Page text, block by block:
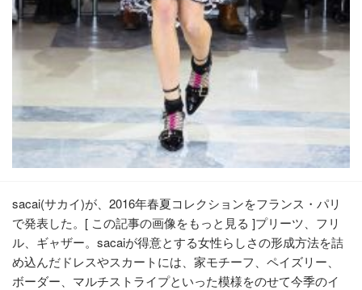
sacai(サカイ)が、2016年春夏コレクションをフランス・パリ
で発表した。[ この記事の画像をもっと見る ]プリーツ、フリ
ル、ギャザー。sacaiが得意とする女性らしさの形成方法を詰
め込んだドレスやスカートには、家モチーフ、ペイズリー、
ボーダー、マルチストライプといった模様をのせて今季のイ